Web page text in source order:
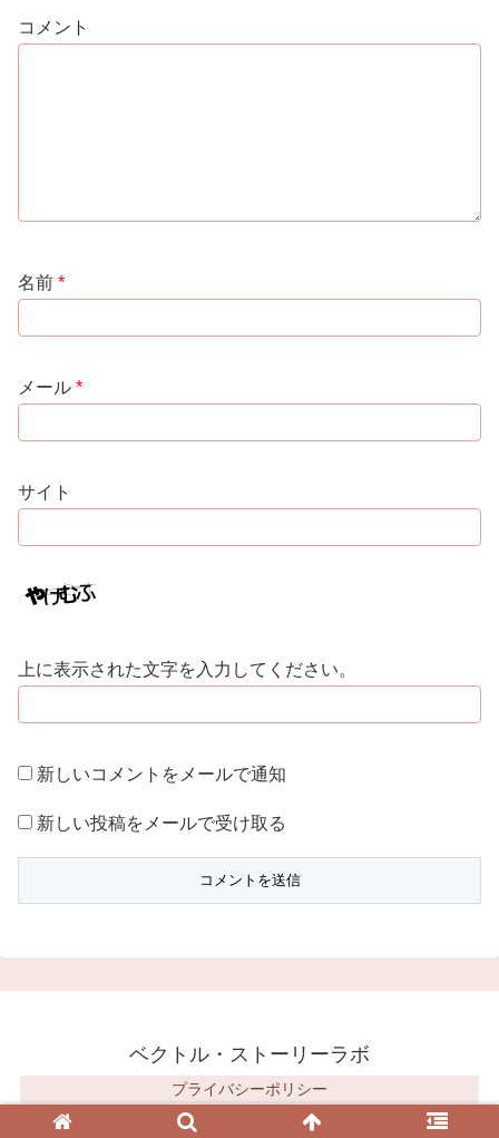
コメント
名前 *
メール *
サイト
上に表示された文字を入力してください。
新しいコメントをメールで通知
新しい投稿をメールで受け取る
ベクトル・ストーリーラボ
プライバシーポリシー
© 2018 ベクトル・ストーリーラボ.